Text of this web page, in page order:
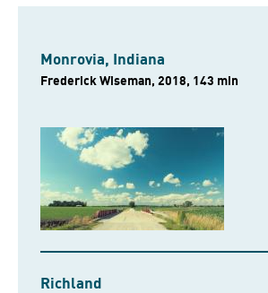
Monrovia, Indiana
Frederick Wiseman, 2018, 143 min
Richland